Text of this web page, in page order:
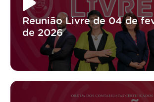
Reunião Livre de 04 de
de 2026